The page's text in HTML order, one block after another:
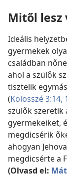
Mitől lesz
Ideális
gyermekek
családban
ahol a szülők
tisztelik
(Kolosszé 3:14,
szülők szeretik
gyermekeiket,
megdicsérik
ahogyan
megdicsérte a
(Olvasd el: